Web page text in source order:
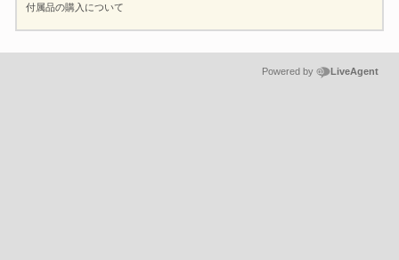
付属品の購入について
Powered by LiveAgent